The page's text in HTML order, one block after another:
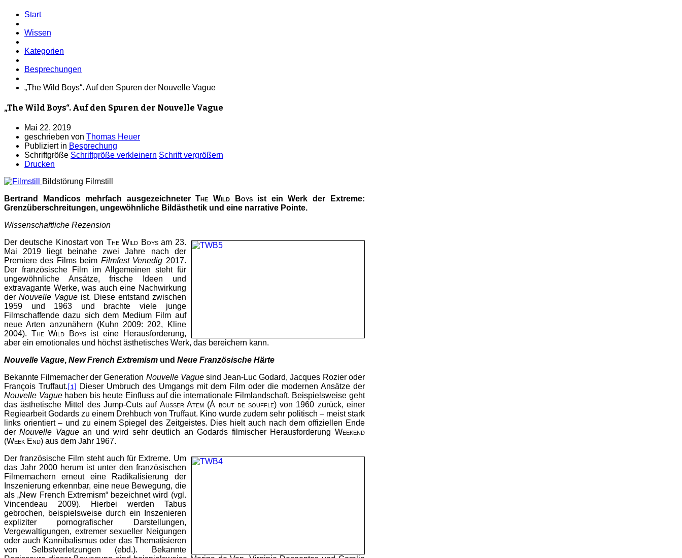
Start
Wissen
Kategorien
Besprechungen
„The Wild Boys“. Auf den Spuren der Nouvelle Vague
„The Wild Boys“. Auf den Spuren der Nouvelle Vague
Mai 22, 2019
geschrieben von Thomas Heuer
Publiziert in Besprechung
Schriftgröße Schriftgröße verkleinern Schrift vergrößern
Drucken
Bildstörung Filmstill
Bertrand Mandicos mehrfach ausgezeichneterThe Wild Boysist ein Werk der Extreme:
Grenzüberschreitungen, ungewöhnliche Bildästhetik und eine narrative Pointe.
Wissenschaftliche Rezension
Der deutsche Kinostart von The Wild Boysam 23.
Mai 2019 liegt beinahe zwei Jahre nach der
Premiere des Films beim Filmfest Venedig 2017.
Der französische Film im Allgemeinen steht für
ungewöhnliche Ansätze, frische Ideen und
extravagante Werke, was auch eine Nachwirkung
der Nouvelle Vagueist. Diese entstand zwischen
1959 und 1963 und brachte viele junge
Filmschaffende dazu sich dem Medium Film auf
neue Arten anzunähern (Kuhn 2009: 202, Kline
2004). The Wild Boysist eine Herausforderung,
aber ein emotionales und höchst ästhetisches Werk, das bereichern kann.
Nouvelle Vague, New French Extremism und Neue Französische Härte
Bekannte Filmemacher der Generation Nouvelle Vaguesind Jean-Luc Godard, Jacques Rozier oder
François Truffaut. [1]
Dieser Umbruch des Umgangs mit dem Film oder die modernen Ansätze der
Nouvelle Vaguehaben bis heute Einfluss auf die internationale Filmlandschaft. Beispielsweise geht
das ästhetische Mittel des Jump-Cuts aufAußer Atem (À bout de souffle) von 1960 zurück, einer
Regiearbeit Godards zu einem Drehbuch von Truffaut. Kino wurde zudem sehr politisch – meist stark
links orientiert – und zu einem Spiegel des Zeitgeistes. Dies hielt auch nach dem offiziellen Ende
derNouvelle Vaguean und wird sehr deutlich an Godards filmischer Herausforderung Weekend
(Week End) aus dem Jahr 1967.
Der französische Film steht auch für Extreme. Um
das Jahr 2000 herum ist unter den französischen
Filmemachern erneut eine Radikalisierung der
Inszenierung erkennbar, eine neue Bewegung, die
als „New French Extremism“ bezeichnet wird (vgl.
Vincendeau 2009). Hierbei werden Tabus
gebrochen, beispielsweise durch ein Inszenieren
expliziter pornografischer Darstellungen,
Vergewaltigungen, extremer sexueller Neigungen
oder auch Kannibalismus oder das Thematisieren
von Selbstverletzungen (ebd.). Bekannte